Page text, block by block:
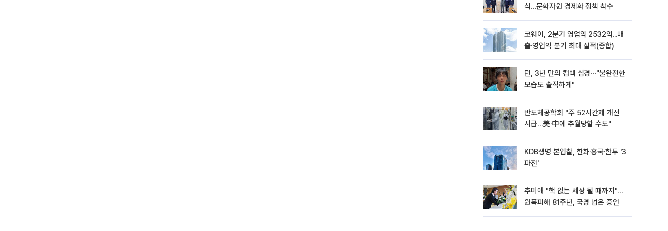
식…문화자원 경제화 정책 착수
코웨이, 2분기 영업익 2532억...매
출·영업익 분기 최대 실적(종합)
던, 3년 만의 컴백 심경⋯"불완전한
모습도 솔직하게"
반도체공학회 "주 52시간제 개선
시급…美·中에 추월당할 수도"
KDB생명 본입찰, 한화·흥국·한투 '3
파전'
추미애 "핵 없는 세상 될 때까지"…
원폭피해 81주년, 국경 넘은 증언